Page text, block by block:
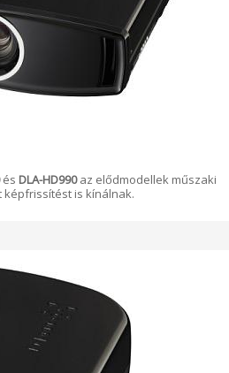
és DLA-HD990az elődmodellek műszaki
is kínálnak.